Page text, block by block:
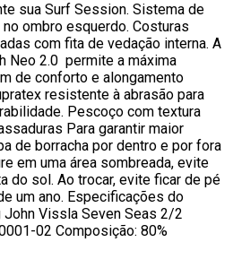
sua Surf Session. Sistema de
ombro esquerdo. Costuras
com fita de vedação interna. A
Neo 2.0 permite a máxima
de conforto e alongamento
resistente à abrasão para
Pescoço com textura
Para garantir maior
de borracha por dentro e por fora
em uma área sombreada, evite
do sol. Ao trocar, evite ficar de pé
um ano. Especificações do
Vissla Seven Seas 2/2
02 Composição: 80%